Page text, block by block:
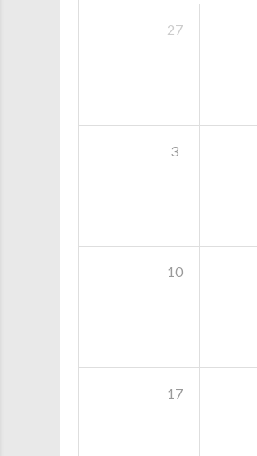
27
3
10
17